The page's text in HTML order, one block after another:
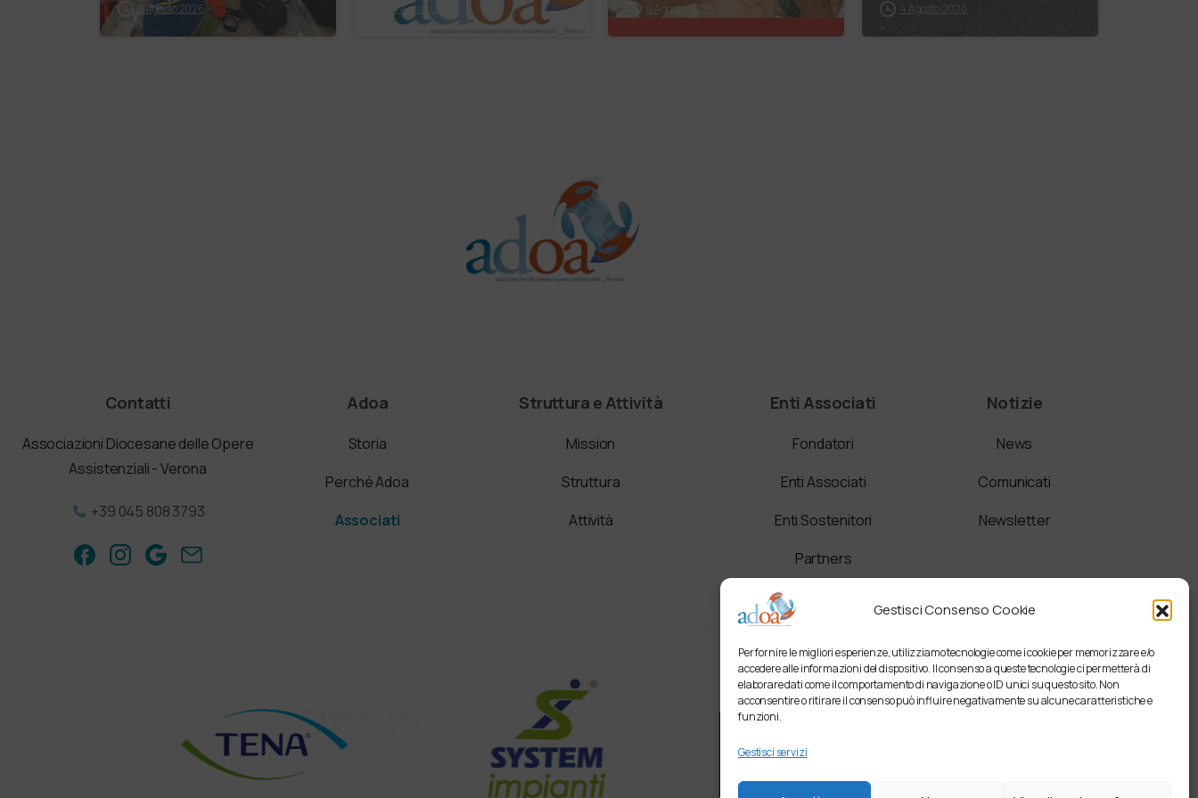
Gestisci Consenso Cookie
Per fornire le migliori esperienze, utilizziamo tecnologie come i cookie per memorizzare e/o
accedere alle informazioni del dispositivo. Il consenso a queste tecnologie ci permetterà di
elaborare dati come il comportamento di navigazione o ID unici su questo sito. Non
acconsentire o ritirare il consenso può influire negativamente su alcune caratteristiche e
funzioni.
Gestisci servizi
2⃣4⃣ luglio 2026
5 Agosto 2026
Negli ultimi anni
4 Agosto 2026
percorsi costruiti,
4 Agosto 2026
fare da grande, hai
4 Agosto 2026
Contatti
Associazioni Diocesane delle Opere
Assistenziali - Verona
+39 045 808 3793
Adoa
Storia
Perché Adoa
Associati
Struttura e Attività
Mission
Struttura
Attività
Enti Associati
Fondatori
Enti Associati
Enti Sostenitori
Partners
Notizie
News
Comunicati
Newsletter